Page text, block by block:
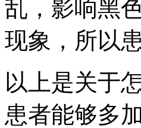
乱，影响黑
现象，所以
以上是关于
患者能够多